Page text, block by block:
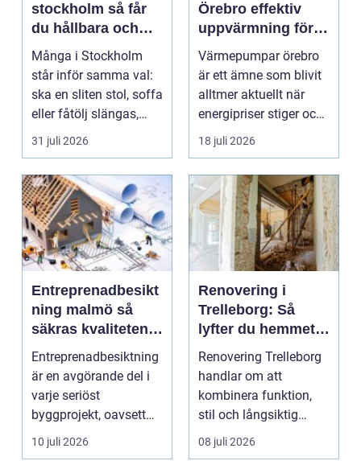
stockholm så får
du hållbara och
vackra möbler
Många i Stockholm
står inför samma val:
ska en sliten stol, soffa
eller fåtölj slängas,
säljas billi...
31 juli 2026
Örebro effektiv
uppvärmning för
hus och
fastigheter
Värmepumpar örebro
är ett ämne som blivit
alltmer aktuellt när
energipriser stiger och
fler vill sän...
18 juli 2026
Entreprenadbesikt
ning malmö så
säkras kvaliteten i
byggprojekt
Entreprenadbesiktning
är en avgörande del i
varje seriöst
byggprojekt, oavsett
om det handlar om en
10 juli 2026
Renovering i
Trelleborg: Så
lyfter du hemmet
på ett smart sätt
Renovering Trelleborg
handlar om att
kombinera funktion,
stil och långsiktig
ekonomi i samma p...
08 juli 2026